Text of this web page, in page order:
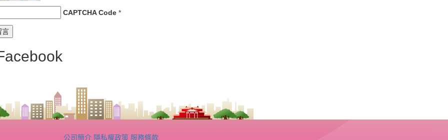
CAPTCHA Code *
公司簡介 隱私權政策 服務條款